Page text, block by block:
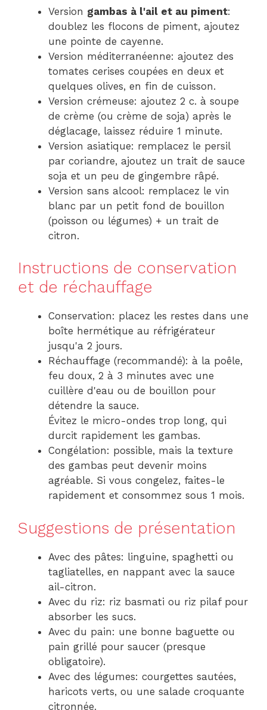
Version gambas à l'ail et au piment:
doublez les flocons de piment, ajoutez
une pointe de cayenne.
Version méditerranéenne: ajoutez des
tomates cerises coupées en deux et
quelques olives, en fin de cuisson.
Version crémeuse: ajoutez 2 c. à soupe
de crème (ou crème de soja) après le
déglacage, laissez réduire 1 minute.
Version asiatique: remplacez le persil
par coriandre, ajoutez un trait de sauce
soja et un peu de gingembre râpé.
Version sans alcool: remplacez le vin
blanc par un petit fond de bouillon
(poisson ou légumes) + un trait de
citron.
Instructions de conservation
et de réchauffage
Conservation: placez les restes dans une
boîte hermétique au réfrigérateur
jusqu'a 2 jours.
Réchauffage (recommandé): à la poêle,
feu doux, 2 à 3 minutes avec une
cuillère d'eau ou de bouillon pour
détendre la sauce.
Évitez le micro-ondes trop long, qui
durcit rapidement les gambas.
Congélation: possible, mais la texture
des gambas peut devenir moins
agréable. Si vous congelez, faites-le
rapidement et consommez sous 1 mois.
Suggestions de présentation
Avec des pâtes: linguine, spaghetti ou
tagliatelles, en nappant avec la sauce
ail-citron.
Avec du riz: riz basmati ou riz pilaf pour
absorber les sucs.
Avec du pain: une bonne baguette ou
pain grillé pour saucer (presque
obligatoire).
Avec des légumes: courgettes sautées,
haricots verts, ou une salade croquante
citronnée.